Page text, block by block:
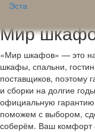
Эста
Мир
«Мир шкафов» — это
шкафы, спальни,
поставщиков, поэтому
и сборки на долгие
официальную
поможем с выбором,
соберём. Ваш комфорт